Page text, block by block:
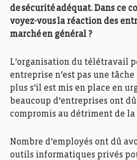
de sécurité adéquat. Dans ce
voyez-vous la réaction des
marché en général ?
L’organisation du télétravail
entreprise n’est pas une
plus s’il est mis en place en
beaucoup d’entreprises ont
compromis au détriment de la
Nombre d’employés ont dû
outils informatiques privés